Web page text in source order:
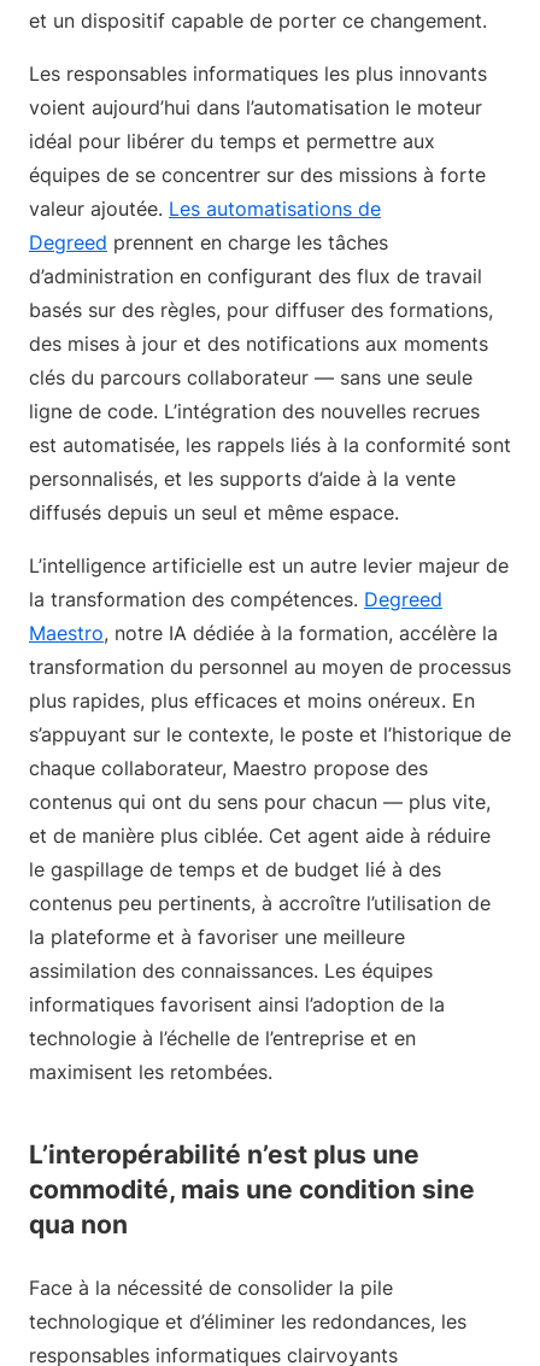
et un dispositif capable de porter ce changement.
Les responsables informatiques les plus innovants
voient aujourd’hui dans l’automatisation le moteur
idéal pour libérer du temps et permettre aux
équipes de se concentrer sur des missions à forte
valeur ajoutée. Les automatisations de
Degreed prennent en charge les tâches
d’administration en configurant des flux de travail
basés sur des règles, pour diffuser des formations,
des mises à jour et des notifications aux moments
clés du parcours collaborateur — sans une seule
ligne de code. L’intégration des nouvelles recrues
est automatisée, les rappels liés à la conformité sont
personnalisés, et les supports d’aide à la vente
diffusés depuis un seul et même espace.
L’intelligence artificielle est un autre levier majeur de
la transformation des compétences. Degreed
Maestro, notre IA dédiée à la formation, accélère la
transformation du personnel au moyen de processus
plus rapides, plus efficaces et moins onéreux. En
s’appuyant sur le contexte, le poste et l’historique de
chaque collaborateur, Maestro propose des
contenus qui ont du sens pour chacun — plus vite,
et de manière plus ciblée. Cet agent aide à réduire
le gaspillage de temps et de budget lié à des
contenus peu pertinents, à accroître l’utilisation de
la plateforme et à favoriser une meilleure
assimilation des connaissances. Les équipes
informatiques favorisent ainsi l’adoption de la
technologie à l’échelle de l’entreprise et en
maximisent les retombées.
L’interopérabilité n’est plus une
commodité, mais une condition sine
qua non
Face à la nécessité de consolider la pile
technologique et d’éliminer les redondances, les
responsables informatiques clairvoyants